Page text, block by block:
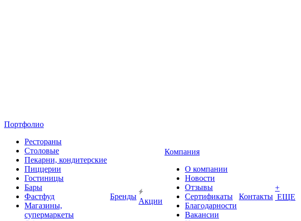
Портфолио
Рестораны
Столовые
Пекарни, кондитерские
Пиццерии
Гостиницы
Бары
Фастфуд
Магазины,
супермаркеты
Бренды
Акции
Компания
О компании
Новости
Отзывы
Сертификаты
Благодарности
Вакансии
Контакты
+
ЕЩЕ